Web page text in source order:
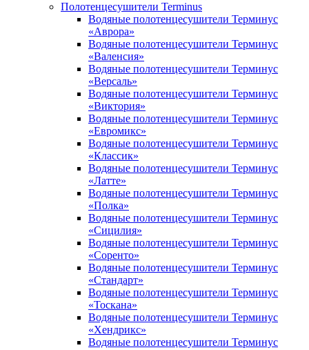
Полотенцесушители Terminus
Водяные полотенцесушители Терминус
«Аврора»
Водяные полотенцесушители Терминус
«Валенсия»
Водяные полотенцесушители Терминус
«Версаль»
Водяные полотенцесушители Терминус
«Виктория»
Водяные полотенцесушители Терминус
«Евромикс»
Водяные полотенцесушители Терминус
«Классик»
Водяные полотенцесушители Терминус
«Латте»
Водяные полотенцесушители Терминус
«Полка»
Водяные полотенцесушители Терминус
«Сицилия»
Водяные полотенцесушители Терминус
«Соренто»
Водяные полотенцесушители Терминус
«Стандарт»
Водяные полотенцесушители Терминус
«Тоскана»
Водяные полотенцесушители Терминус
«Хендрикс»
Водяные полотенцесушители Терминус